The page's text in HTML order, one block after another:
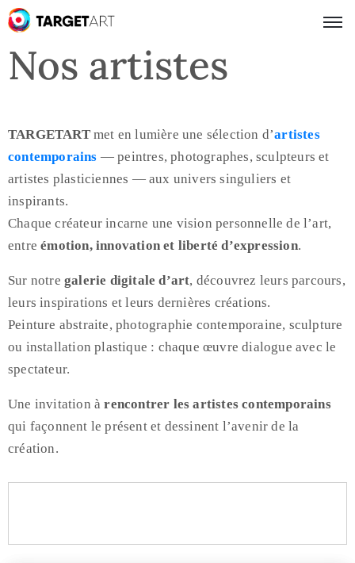
Nos artistes
TARGETARTmet en lumière une sélection d’artistes
contemporains — peintres, photographes, sculpteurs et
artistes plasticiennes — aux univers singuliers et
inspirants.
Chaque créateur incarne une vision personnelle de l’art,
entreémotion, innovation et liberté d’expression.
Sur notre galerie digitale d’art, découvrez leurs parcours,
leurs inspirations et leurs dernières créations.
Peinture abstraite, photographie contemporaine, sculpture
ou installation plastique : chaque œuvre dialogue avec le
spectateur.
Une invitation àrencontrer les artistes contemporains
qui façonnent le présent et dessinent l’avenir de la
création.